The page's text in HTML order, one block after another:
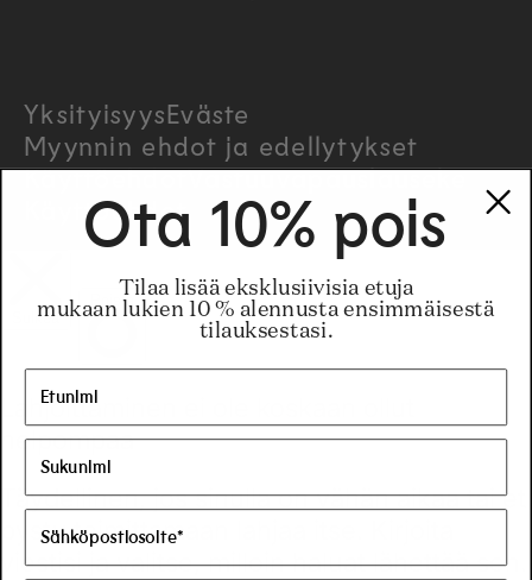
y
/
e
g
i
o
n
YksityisyysEväste
Myynnin ehdot ja edellytykset
KäyttöehdotVastuuvapauslauseke
Käyttöehdot
Ota 10% pois
Tilaa lisää eksklusiivisia etuja
mukaan lukien 10 % alennusta ensimmäisestä
tilauksestasi.